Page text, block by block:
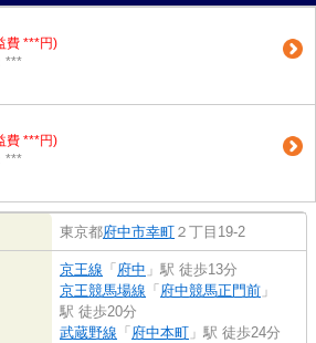
費 ***円)
***
費 ***円)
***
東京都府中市幸町 ２丁目19-2
京王線 「 府中 」駅 徒歩13分
京王競馬場線 「 府中競馬正門前 」
駅 徒歩20分
武蔵野線 「 府中本町 」駅 徒歩24分